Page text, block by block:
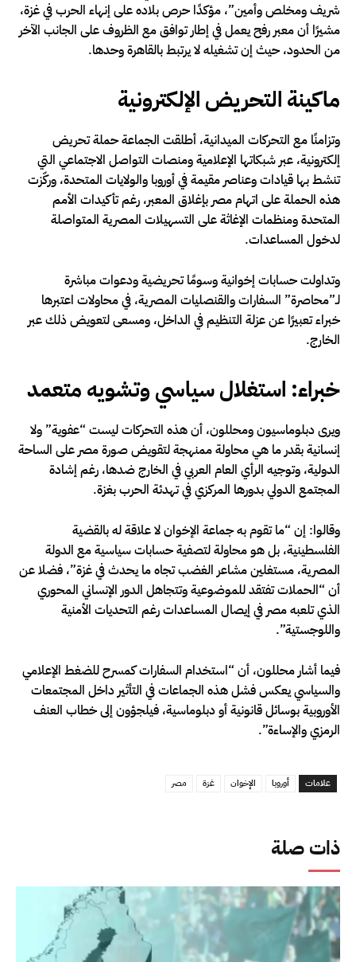
ذات صلة
شريف ومخلص وأمين”، مؤكدًا حرص بلاده على إنهاء الحرب في غزة،
مشيرًا أن معبر رفح يعمل في إطار توافق مع الظروف على الجانب الآخر
من الحدود، حيث إن تشغيله لا يرتبط بالقاهرة وحدها.
ماكينة التحريض الإلكترونية
وتزامنًا مع التحركات الميدانية، أطلقت الجماعة حملة تحريض
إلكترونية، عبر شبكاتها الإعلامية ومنصات التواصل الاجتماعي التي
تنشط بها قيادات وعناصر مقيمة في أوروبا والولايات المتحدة، وركّزت
هذه الحملة على اتهام مصر بإغلاق المعبر، رغم تأكيدات الأمم
المتحدة ومنظمات الإغاثة على التسهيلات المصرية المتواصلة
لدخول المساعدات.
وتداولت حسابات إخوانية وسومًا تحريضية ودعوات مباشرة
لـ”محاصرة” السفارات والقنصليات المصرية، في محاولات اعتبرها
خبراء تعبيرًا عن عزلة التنظيم في الداخل، ومسعى لتعويض ذلك عبر
الخارج.
خبراء: استغلال سياسي وتشويه متعمد
ويرى دبلوماسيون ومحللون، أن هذه التحركات ليست “عفوية” ولا
إنسانية بقدر ما هي محاولة ممنهجة لتقويض صورة مصر على الساحة
الدولية، وتوجيه الرأي العام العربي في الخارج ضدها، رغم إشادة
المجتمع الدولي بدورها المركزي في تهدئة الحرب بغزة.
وقالوا: إن “ما تقوم به جماعة الإخوان لا علاقة له بالقضية
الفلسطينية، بل هو محاولة لتصفية حسابات سياسية مع الدولة
المصرية، مستغلين مشاعر الغضب تجاه ما يحدث في غزة”، فضلا عن
أن “الحملات تفتقد للموضوعية وتتجاهل الدور الإنساني المحوري
الذي تلعبه مصر في إيصال المساعدات رغم التحديات الأمنية
واللوجستية”.
فيما أشار محللون، أن “استخدام السفارات كمسرح للضغط الإعلامي
والسياسي يعكس فشل هذه الجماعات في التأثير داخل المجتمعات
الأوروبية بوسائل قانونية أو دبلوماسية، فيلجؤون إلى خطاب العنف
الرمزي والإساءة”.
علامات أوروبا الإخوان غزة مصر